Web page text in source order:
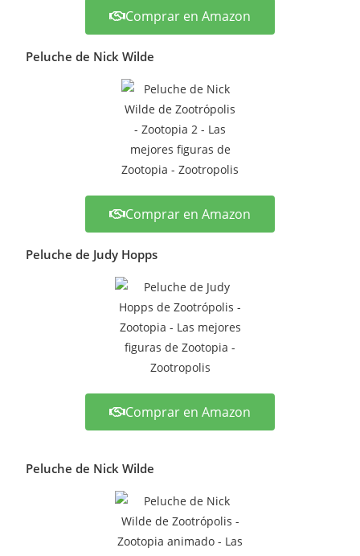
Comprar en Amazon
Peluche de Nick Wilde
Comprar en Amazon
Peluche de Judy Hopps
Comprar en Amazon
Peluche de Nick Wilde